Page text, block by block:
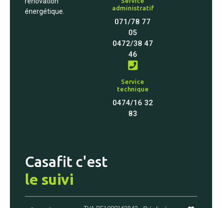
énergétique.
administratif
071/78 77
05
0472/38 47
46‬
Service
technique
0474/16 32
83
Casafit c'est
le suivi